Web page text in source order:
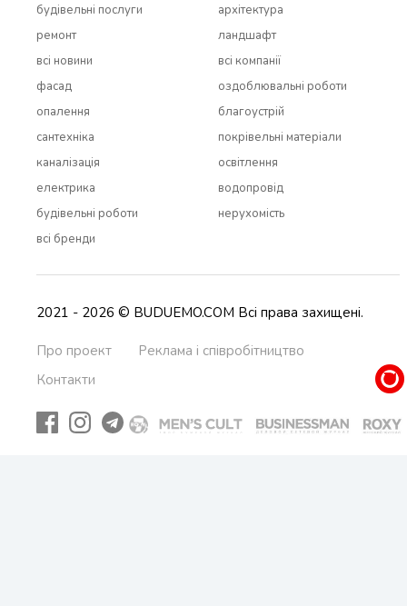
будівельні послуги
ремонт
всi новини
архітектура
ландшафт
всi компанії
фасад
опалення
сантехніка
каналізація
електрика
будівельні роботи
всi бренди
оздоблювальні роботи
благоустрій
покрівельні матеріали
освітлення
водопровід
нерухомість
2021 - 2026 © BUDUEMO.COM Всі права захищені.
Про проект
Реклама і співробітництво
Контакти